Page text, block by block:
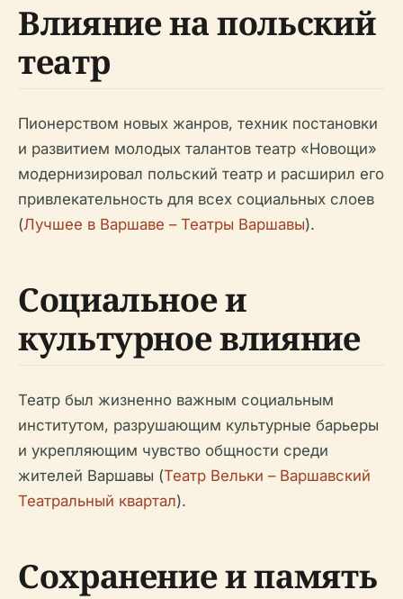
Влияние на польский
театр
Пионерством новых жанров, техник постановки
и развитием молодых талантов театр «Новощи»
модернизировал польский театр и расширил его
привлекательность для всех социальных слоев
(Лучшее в Варшаве – Театры Варшавы).
Социальное и
культурное влияние
Театр был жизненно важным социальным
институтом, разрушающим культурные барьеры
и укрепляющим чувство общности среди
жителей Варшавы (Театр Вельки – Варшавский
Театральный квартал).
Сохранение и память